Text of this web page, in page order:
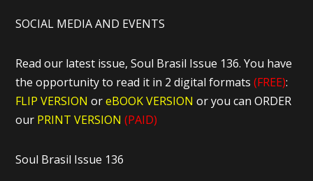
SOCIAL MEDIA AND EVENTS
Read our latest issue, Soul Brasil Issue 136. You have
the opportunity to read it in 2 digital formats(FREE):
FLIP VERSION oreBOOK VERSIONor you can ORDER
our PRINT VERSION (PAID)
Soul Brasil Issue 136